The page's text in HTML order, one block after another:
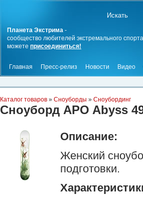
Планета Экстрима -
сообщество любителей экстремального
можете присоединиться!
Главная Пресс-релиз Новости Видео
Каталог товаров » Сноуборды » Сноубординг
Сноуборд APO Abyss
Описание:
Женский
подготовки.